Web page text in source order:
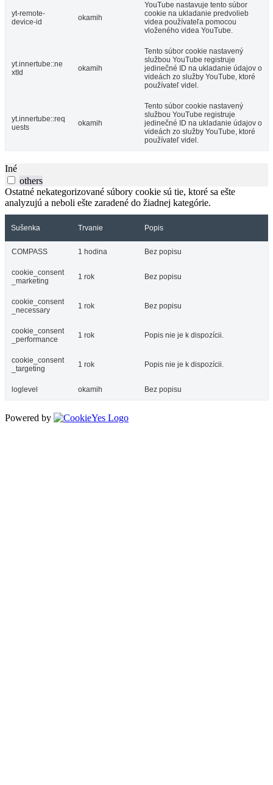
yt-remote-
device-id
okamih
YouTube nastavuje tento súbor
cookie na ukladanie predvolieb
videa používateľa pomocou
vloženého videa YouTube.
yt.innertube::ne
xtId
okamih
Tento súbor cookie nastavený
službou YouTube registruje
jedinečné ID na ukladanie údajov o
videách zo služby YouTube, ktoré
používateľ videl.
yt.innertube::req
uests
okamih
Tento súbor cookie nastavený
službou YouTube registruje
jedinečné ID na ukladanie údajov o
videách zo služby YouTube, ktoré
používateľ videl.
Iné
others
Ostatné nekategorizované súbory cookie sú tie, ktoré sa ešte
analyzujú a neboli ešte zaradené do žiadnej kategórie.
Sušenka Trvanie Popis
COMPASS 1 hodina Bez popisu
cookie_consent
_marketing
1 rok Bez popisu
cookie_consent
_necessary
1 rok Bez popisu
cookie_consent
_performance
1 rok Popis nie je k dispozícii.
cookie_consent
_targeting
1 rok Popis nie je k dispozícii.
loglevel okamih Bez popisu
Powered by